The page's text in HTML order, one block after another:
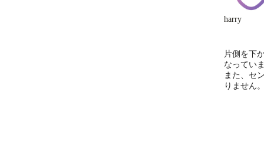
harry
片側を下
なってい
また、セ
りません